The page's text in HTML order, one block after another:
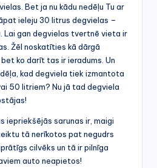
Bet ja nu kādu nedēļu Tu ar
ieleju 30 litrus degvielas –
Lai gan degvielas tvertnē vieta ir
Žēl noskatīties kā dārgā
ko darīt tas ir ieradums. Un
kad degviela tiek izmantota
50 litriem? Nu jā tad degviela
iepriekšējās sarunas ir, maigi
tā nerīkotos pat negudrs
cilvēks un tā ir pilnīga
auto neapietos!